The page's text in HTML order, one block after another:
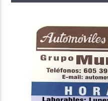
Radio AMGu